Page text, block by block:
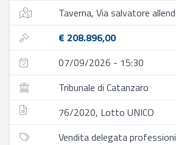
Taverna, Via salvatore
€ 208.896,00
07/09/2026 - 15:30
Tribunale di Catanzaro
76/2020, Lotto UNICO
Vendita delegata